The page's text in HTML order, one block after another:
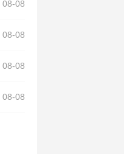
08-08
08-08
08-08
08-08